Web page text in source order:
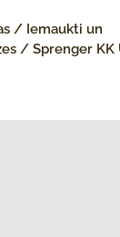
/ Iemaukti un
/ Sprenger KK